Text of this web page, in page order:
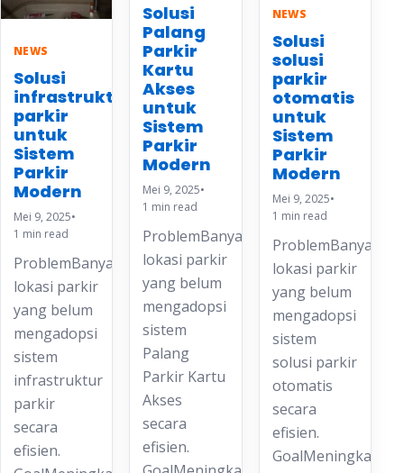
NEWS
Solusi
infrastruktur
parkir
untuk
Sistem
Parkir
Modern
Mei 9, 2025•
1 min read
ProblemBanyak
lokasi parkir
yang belum
mengadopsi
sistem
infrastruktur
parkir
secara
efisien.
Solusi
Palang
Parkir
Kartu
Akses
untuk
Sistem
Parkir
Modern
Mei 9, 2025•
1 min read
ProblemBanyak
lokasi parkir
yang belum
mengadopsi
sistem
Palang
Parkir Kartu
Akses
secara
efisien.
NEWS
Solusi
solusi
parkir
otomatis
untuk
Sistem
Parkir
Modern
Mei 9, 2025•
1 min read
ProblemBanyak
lokasi parkir
yang belum
mengadopsi
sistem
solusi parkir
otomatis
secara
efisien.
GoalMeningkatkan